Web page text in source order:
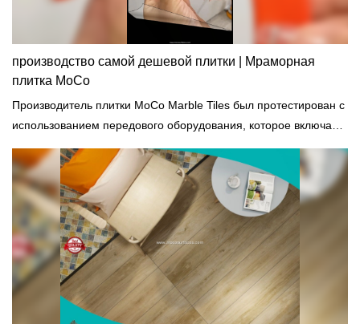
производство самой дешевой плитки | Мраморная
плитка MoCo
Производитель плитки MoCo Marble Tiles был протестирован с
использованием передового оборудования, которое включает
микроскопию и тестер проникновения воды.